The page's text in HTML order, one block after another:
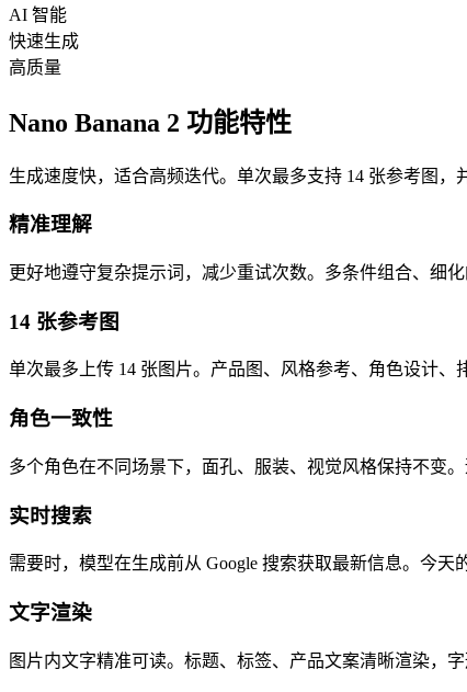
AI 智能
快速生成
高质量
Nano Banana 2 功能特性
生成速度快，适合高频迭代。单次最多支持 14 张参考图，
精准理解
更好地遵守复杂提示词，减少重试次数。多条件组合、细
14 张参考图
单次最多上传 14 张图片。产品图、风格参考、角色设计
角色一致性
多个角色在不同场景下，面孔、服装、视觉风格保持不变
实时搜索
需要时，模型在生成前从 Google 搜索获取最新信息。今
文字渲染
图片内文字精准可读。标题、标签、产品文案清晰渲染，